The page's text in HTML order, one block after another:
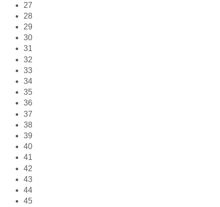
27
28
29
30
31
32
33
34
35
36
37
38
39
40
41
42
43
44
45